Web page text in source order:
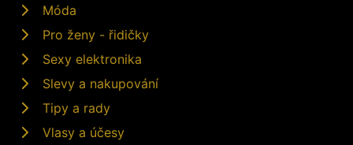
Móda
Pro ženy - řidičky
Sexy elektronika
Slevy a nakupování
Tipy a rady
Vlasy a účesy